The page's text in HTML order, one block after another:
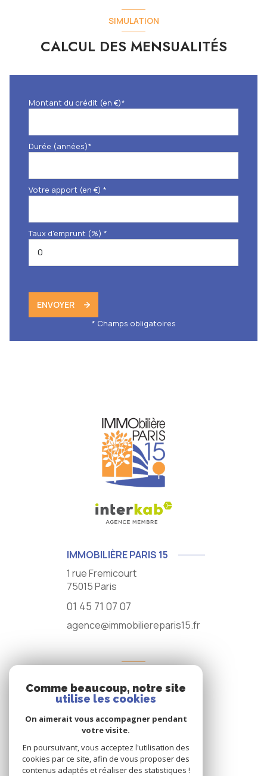
SIMULATION
CALCUL DES MENSUALITÉS
Montant du crédit (en €)*
Durée (années)*
Votre apport (en €) *
Taux d'emprunt (%) *
ENVOYER
* Champs obligatoires
IMMOBILIÈRE PARIS 15
1 rue Fremicourt
75015Paris
01 45 71 07 07
agence@immobiliereparis15.fr
NOUS SUIVRE
Comme beaucoup, notre site
utilise les cookies
On aimerait vous accompagner pendant
votre visite.
En poursuivant, vous acceptez l'utilisation des
cookies par ce site, afin de vous proposer des
contenus adaptés et réaliser des statistiques !